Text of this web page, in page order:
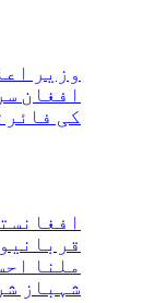
وزیر
افغان
کی
ملنا
شہباز